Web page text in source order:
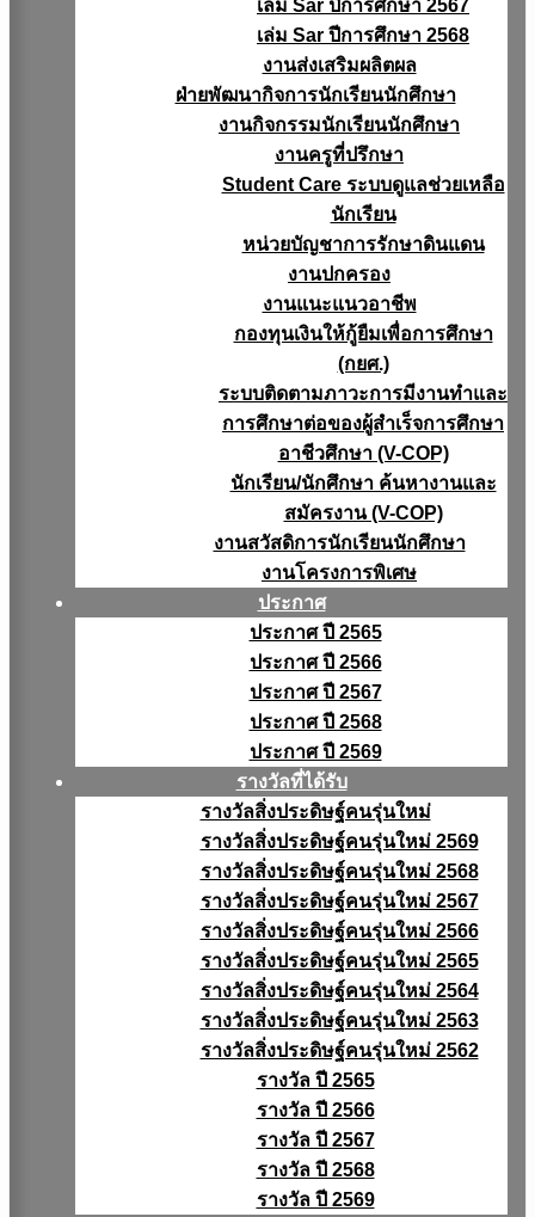
เล่ม Sar ปีการศึกษา 2567
เล่ม Sar ปีการศึกษา 2568
งานส่งเสริมผลิตผล
ฝ่ายพัฒนากิจการนักเรียนนักศึกษา
งานกิจกรรมนักเรียนนักศึกษา
งานครูที่ปรึกษา
Student Care ระบบดูแลช่วยเหลือ
นักเรียน
หน่วยบัญชาการรักษาดินแดน
งานปกครอง
งานแนะแนวอาชีพ
กองทุนเงินให้กู้ยืมเพื่อการศึกษา
(กยศ.)
ระบบติดตามภาวะการมีงานทำและ
การศึกษาต่อของผู้สำเร็จการศึกษา
อาชีวศึกษา (V-COP)
นักเรียน/นักศึกษา ค้นหางานและ
สมัครงาน (V-COP)
งานสวัสดิการนักเรียนนักศึกษา
งานโครงการพิเศษ
ประกาศ
ประกาศ ปี 2565
ประกาศ ปี 2566
ประกาศ ปี 2567
ประกาศ ปี 2568
ประกาศ ปี 2569
รางวัลที่ได้รับ
รางวัลสิ่งประดิษฐ์คนรุ่นใหม่
รางวัลสิ่งประดิษฐ์คนรุ่นใหม่ 2569
รางวัลสิ่งประดิษฐ์คนรุ่นใหม่ 2568
รางวัลสิ่งประดิษฐ์คนรุ่นใหม่ 2567
รางวัลสิ่งประดิษฐ์คนรุ่นใหม่ 2566
รางวัลสิ่งประดิษฐ์คนรุ่นใหม่ 2565
รางวัลสิ่งประดิษฐ์คนรุ่นใหม่ 2564
รางวัลสิ่งประดิษฐ์คนรุ่นใหม่ 2563
รางวัลสิ่งประดิษฐ์คนรุ่นใหม่ 2562
รางวัล ปี 2565
รางวัล ปี 2566
รางวัล ปี 2567
รางวัล ปี 2568
รางวัล ปี 2569